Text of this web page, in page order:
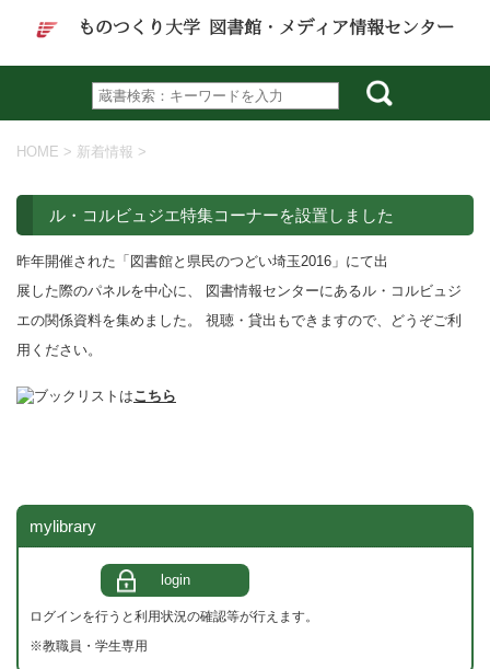
ものつくり大学 図書館・メディア情報センター
HOME > 新着情報 >
ル・コルビュジエ特集コーナーを設置しました
昨年開催された「図書館と県民のつどい埼玉2016」にて出
展した際のパネルを中心に、 図書情報センターにあるル・コルビュジ
エの関係資料を集めました。 視聴・貸出もできますので、どうぞご利
用ください。
ブックリストはこちら
mylibrary
login
ログインを行うと利用状況の確認等が行えます。
※教職員・学生専用